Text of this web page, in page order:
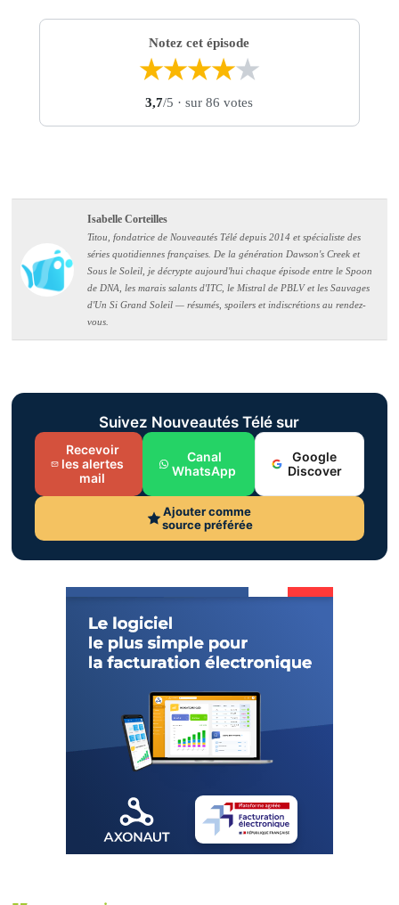
Notez cet épisode
★★★★★
3,7/5 · sur 86 votes
Isabelle Corteilles
Titou, fondatrice de Nouveautés Télé depuis 2014 et spécialiste des
séries quotidiennes françaises. De la génération Dawson's Creek et
Sous le Soleil, je décrypte aujourd'hui chaque épisode entre le Spoon
de DNA, les marais salants d'ITC, le Mistral de PBLV et les Sauvages
d'Un Si Grand Soleil — résumés, spoilers et indiscrétions au rendez-
vous.
Suivez Nouveautés Télé sur
Recevoir
les alertes
mail
Canal
WhatsApp
Google
Discover
Ajouter comme
source préférée